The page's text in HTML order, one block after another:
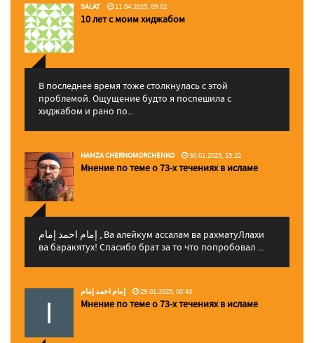
SALAT 11.04.2025, 09:02
10 лет с моим хиджабом
В последнее время тоже столкнулась с этой
проблемой. Ощущение будто я поспешила с
хиджабом и рано по...
HAMZA CHERNOMORCHENKO 30.01.2025, 15:22
Мнение по теме о 73-х течениях в исламе
إمام احمد إمام , Ва алейкум ассалам ва рахматуЛлахи
ва баракятух! Спасибо брат за то что попробовал ...
إمام احمد إمام 29.01.2025, 00:43
Мнение по теме о 73-х течениях в исламе